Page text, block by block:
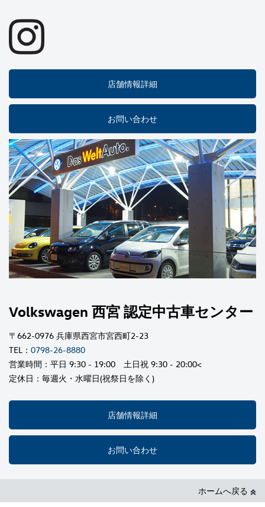
店舗情報詳細
お問い合わせ
Volkswagen 西宮 認定中古車センター
〒662-0976 兵庫県西宮市宮西町2-23
TEL： 0798-26-8880
営業時間：平日 9:30 - 19:00 土日祝 9:30 - 20:00<
定休日：毎週火・水曜日(祝祭日を除く)
店舗情報詳細
お問い合わせ
ホームへ戻る